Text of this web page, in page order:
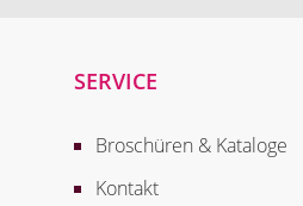
SERVICE
Broschüren & Kataloge
Kontakt